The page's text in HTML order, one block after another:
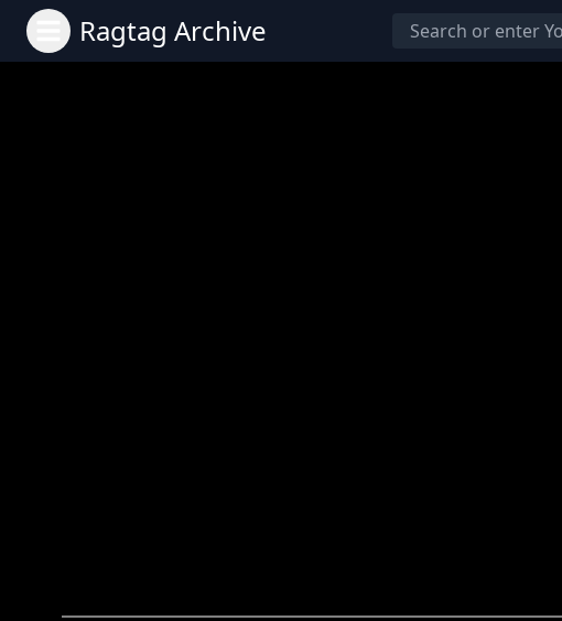
Ragtag Archive